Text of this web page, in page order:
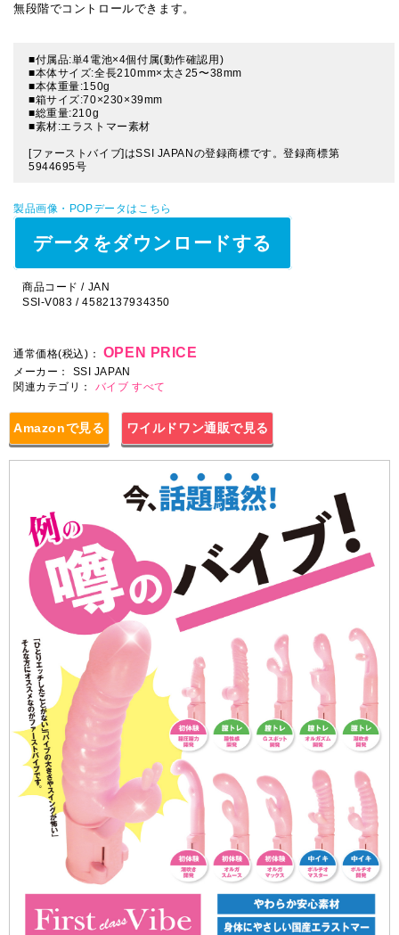
無段階でコントロールできます。
■付属品:単4電池×4個付属(動作確認用)
■本体サイズ:全長210mm×太さ25〜38mm
■本体重量:150g
■箱サイズ:70×230×39mm
■総重量:210g
■素材:エラストマー素材
[ファーストバイブ]はSSI JAPANの登録商標です。登録商標第
5944695号
製品画像・POPデータはこちら
データをダウンロードする
商品コード / JAN
SSI-V083 / 4582137934350
通常価格(税込)： OPEN PRICE
メーカー：
SSI JAPAN
関連カテゴリ： バイブ すべて
Amazonで見る ワイルドワン通販で見る